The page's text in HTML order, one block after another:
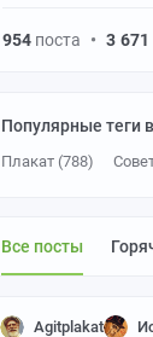
954 поста • 3 671
Популярные теги
Плакат (788)
Карикатура (41)
Сделано в СССР (29)
Техника
Все посты
Agitplakat